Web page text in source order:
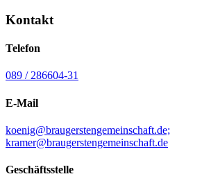
Kontakt
Telefon
089 / 286604-31
E-Mail
koenig@braugerstengemeinschaft.de;
kramer@braugerstengemeinschaft.de
Geschäftsstelle